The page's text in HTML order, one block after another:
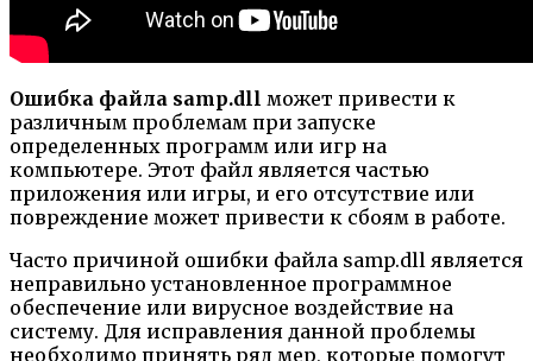
Ошибка файла samp.dll может привести к
различным проблемам при запуске
определенных программ или игр на
компьютере. Этот файл является частью
приложения или игры, и его отсутствие или
повреждение может привести к сбоям в работе.
Часто причиной ошибки файла samp.dll является
неправильно установленное программное
обеспечение или вирусное воздействие на
систему. Для исправления данной проблемы
необходимо принять ряд мер, которые помогут